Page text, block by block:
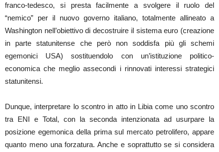
franco-tedesco, si presta facilmente a svolgere il ruolo del
“nemico” per il nuovo governo italiano, totalmente allineato a
Washington nell’obiettivo di decostruire il sistema euro (creazione
in parte statunitense che però non soddisfa più gli schemi
egemonici USA) sostituendolo con un’istituzione politico-
economica che meglio assecondi i rinnovati interessi strategici
statunitensi.
Dunque, interpretare lo scontro in atto in Libia come uno scontro
tra ENI e Total, con la seconda intenzionata ad usurpare la
posizione egemonica della prima sul mercato petrolifero, appare
quanto meno una forzatura. Anche e soprattutto se si considera